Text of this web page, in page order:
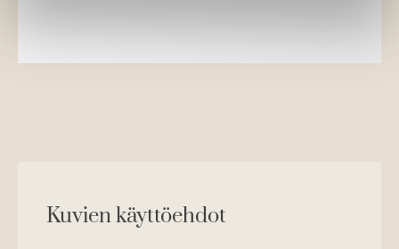
Kuvien käyttöehdot